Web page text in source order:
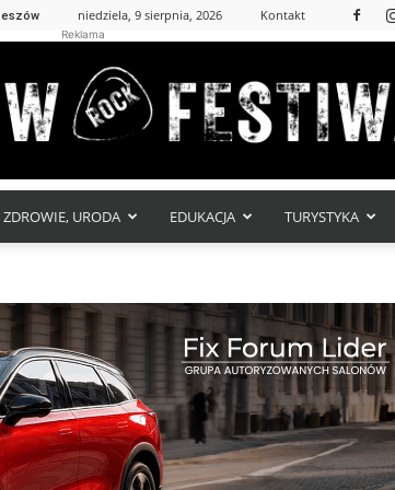
niedziela, 9 sierpnia, 2026 Kontakt
Reklama
ZDROWIE, URODA EDUKACJA TURYSTYKA